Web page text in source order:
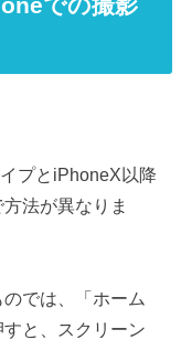
プとiPhoneX以降
法が異なりま
では、「ホーム
と、スクリーン